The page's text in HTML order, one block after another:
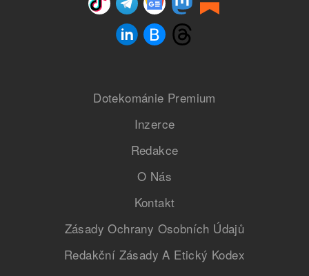
Dotekománie Premium
Inzerce
Redakce
O Nás
Kontakt
Zásady Ochrany Osobních Údajů
Redakční Zásady A Etický Kodex